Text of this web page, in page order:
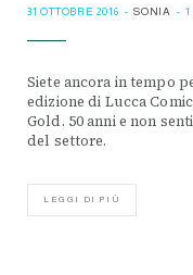
31 OTTOBRE 2016 SONIA
Siete ancora in tempo
edizione di Lucca
Gold. 50 anni e non
del settore.
LEGGI DI PIÙ